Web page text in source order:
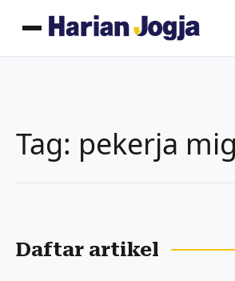
Tag: pekerja
Daftar artikel